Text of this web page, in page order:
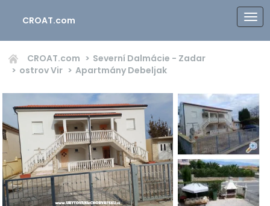
CROAT.com
CROAT.com
Severní Dalmácie - Zadar
ostrov Vir
Apartmány Debeljak